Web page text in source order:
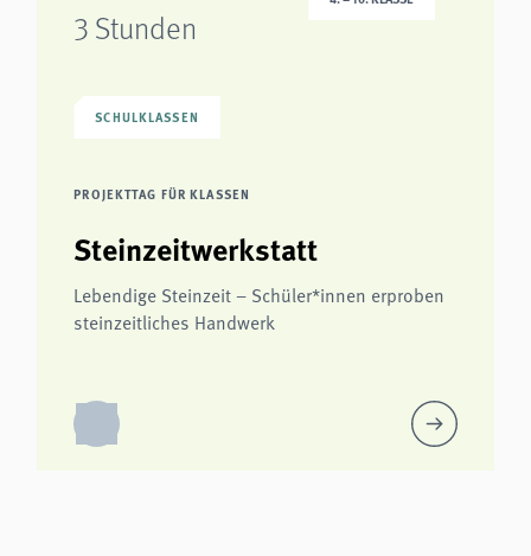
3 Stunden
SCHULKLASSEN
PROJEKTTAG FÜR KLASSEN
Steinzeitwerkstatt
Lebendige Steinzeit – Schüler*innen erproben
steinzeitliches Handwerk